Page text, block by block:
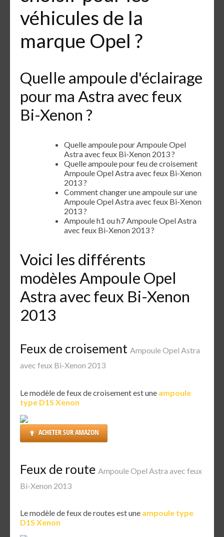
véhicules de la
marque Opel ?
Quelle ampoule d'éclairage
pour ma Astra avec feux
Bi-Xenon ?
Quelle ampoule pour Ampoule Opel
Astra avec feux Bi-Xenon 2013 ?
Quelle ampoule pour feu de croisement
Ampoule Opel Astra avec feux Bi-Xenon
2013 ?
Comment changer une ampoule sur une
Ampoule Opel Astra avec feux Bi-Xenon
2013 ?
Ampoule h1 ou h7 Ampoule Opel Astra
avec feux Bi-Xenon 2013 ?
Voici les différents
modèles Ampoule Opel
Astra avec feux Bi-Xenon
2013
Feux de croisement Ampoule Opel Astra
avec feux Bi-Xenon 2013
Le modèle de feux de croisement est une ampoule
type D1S Xenon
ACHETER SUR AMAZON
Feux de route Ampoule Opel Astra avec feux
Bi-Xenon 2013
Le modèle de feux de routes est une ampoule type
D1S Xenon